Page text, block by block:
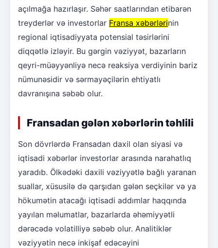
açılmağa hazırlaşır. Səhər saatlarından etibarən
treyderlər və investorlar Fransa xəbərlərinin
regional iqtisadiyyata potensial təsirlərini
diqqətlə izləyir. Bu gərgin vəziyyət, bazarların
qeyri-müəyyənliyə necə reaksiya verdiyinin bariz
nümunəsidir və sərmayəçilərin ehtiyatlı
davranışına səbəb olur.
Fransadan gələn xəbərlərin təhlili
Son dövrlərdə Fransadan daxil olan siyasi və
iqtisadi xəbərlər investorlar arasında narahatlıq
yaradıb. Ölkədəki daxili vəziyyətlə bağlı yaranan
suallar, xüsusilə də qarşıdan gələn seçkilər və ya
hökumətin atacağı iqtisadi addımlar haqqında
yayılan məlumatlar, bazarlarda əhəmiyyətli
dərəcədə volatilliyə səbəb olur. Analitiklər
vəziyyətin necə inkişaf edəcəyini